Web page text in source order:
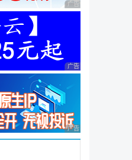
广告 商业广告，理性
广告 商业广告，理性
广告 商业广告，理性